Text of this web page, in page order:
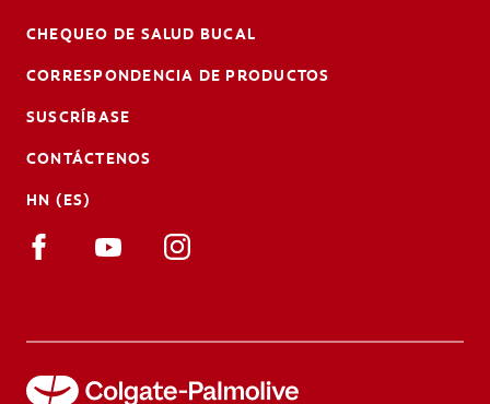
CHEQUEO DE SALUD BUCAL
CORRESPONDENCIA DE PRODUCTOS
SUSCRÍBASE
CONTÁCTENOS
HN (ES)